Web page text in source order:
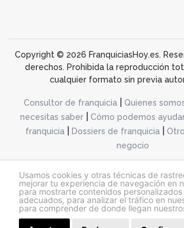
Usamos cookies y otras técnicas de
mejorar tu experiencia de navegación en
para mostrarte contenidos
adecuados, para analizar el tráfico en
para comprender de donde llegan
Copyright © 2026 FranquiciasHoy.es.
derechos. Prohibida la reproducción
cualquier formato sin previa
Consultor de franquicia Quienes
necesitas saber
Cómo podemos
franquicia| Dossiers de franquicia|
negocio
@franquiciashoy.es |Aviso legal| Política de cookies|